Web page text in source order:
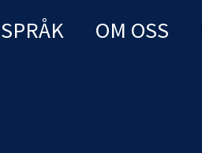
SPRÅK OM OSS